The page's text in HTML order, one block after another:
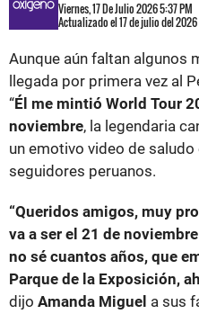
Viernes, 17 De Julio 2026 5:37 PM
Actualizado el 17 de julio del 2026
Aunque aún faltan algunos
llegada por primera vez al
“Él me mintió World Tour
noviembre, la legendaria
un emotivo video de
seguidores peruanos.
“Queridos amigos, muy
va a ser el 21 de
no sé cuantos años, que
Parque de la Exposición,
dijo Amanda Miguel a sus